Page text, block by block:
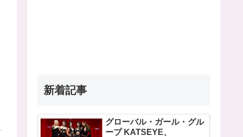
新着記事
グローバル・ガール・グル
ープ KATSEYE、